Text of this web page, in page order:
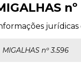
jurídicas
MIGALHAS nº 3.596